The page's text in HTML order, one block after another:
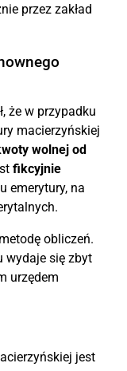
przez zakład
że w przypadku
macierzyńskiej
wolnej od
fikcyjnie
emerytury, na
obliczeń.
wydaje się zbyt
urzędem
jest